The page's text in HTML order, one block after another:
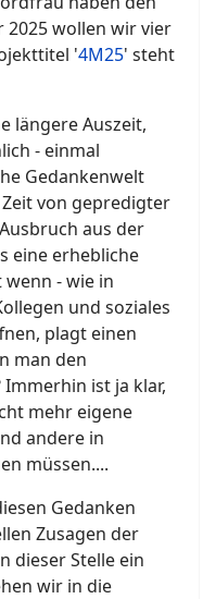
2025 wollen wir vier
'4M25' steht
längere Auszeit,
- einmal
Gedankenwelt
von gepredigter
aus der
eine erhebliche
- wie in
und soziales
plagt einen
man den
ist ja klar,
mehr eigene
andere in
müssen....
Gedanken
Zusagen der
dieser Stelle ein
wir in die